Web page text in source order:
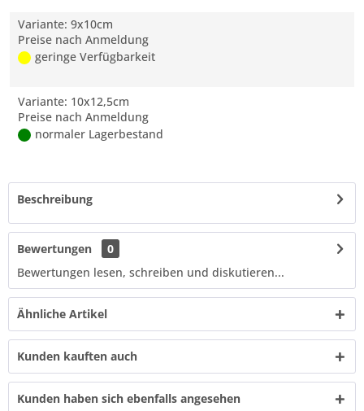
Variante: 9x10cm
Preise nach Anmeldung
geringe Verfügbarkeit
Variante: 10x12,5cm
Preise nach Anmeldung
normaler Lagerbestand
Beschreibung
Bewertungen
0
Bewertungen lesen, schreiben und diskutieren...
Ähnliche Artikel
Kunden kauften auch
Kunden haben sich ebenfalls angesehen